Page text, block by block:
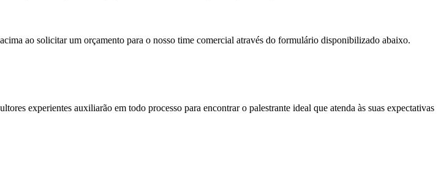
ao solicitar um orçamento para o nosso time comercial através do formulário disponibilizado abaixo.
experientes auxiliarão em todo processo para encontrar o palestrante ideal que atenda às suas expectativas